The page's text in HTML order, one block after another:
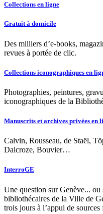
Collections en ligne
Gratuit à domicile
Des milliers d’e-books,
revues à portée de clic.
Collections iconographiques en
Photographies, peintures,
iconographiques de la
Manuscrits et archives privées en
Calvin, Rousseau, de Staël,
Dalcroze, Bouvier…
InterroGE
Une question sur Genève... ou
bibliothécaires de la Ville de
trois jours à l’appui de sources